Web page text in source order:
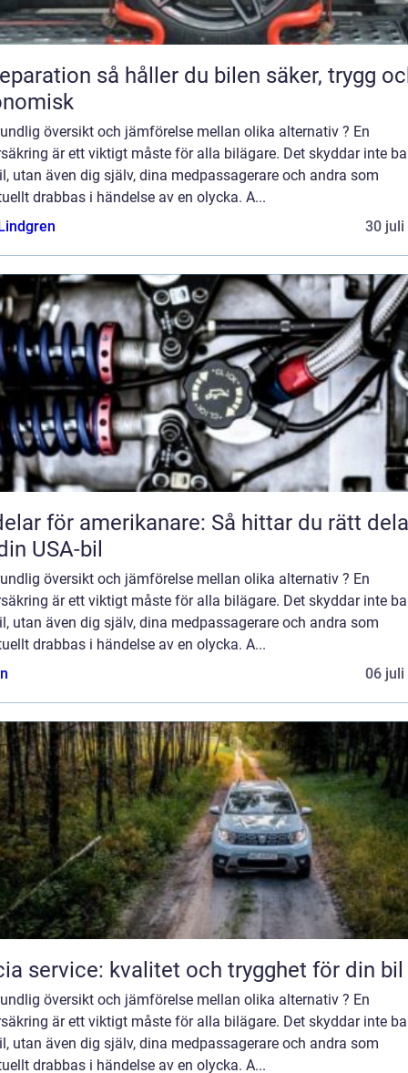
håller du bilen säker, trygg och
översikt och jämförelse mellan olika alternativ ? En
är ett viktigt måste för alla bilägare. Det skyddar inte
utan även dig själv, dina medpassagerare och andra som
drabbas i händelse av en olycka. A...
30 juli
för amerikanare: Så hittar du rätt
USA-bil
översikt och jämförelse mellan olika alternativ ? En
är ett viktigt måste för alla bilägare. Det skyddar inte
utan även dig själv, dina medpassagerare och andra som
drabbas i händelse av en olycka. A...
06 juli
service: kvalitet och trygghet för din bil
översikt och jämförelse mellan olika alternativ ? En
är ett viktigt måste för alla bilägare. Det skyddar inte
utan även dig själv, dina medpassagerare och andra som
drabbas i händelse av en olycka. A...